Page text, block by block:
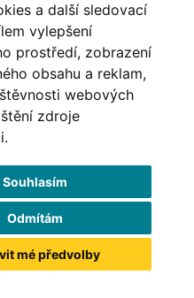
a další sledovací
vylepšení
prostředí, zobrazení
obsahu a reklam,
webových
zdroje
Souhlasím
Odmítám
mé předvolby